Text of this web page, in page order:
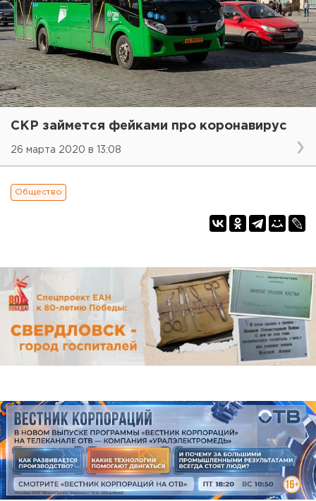
СКР займется фейками про коронавирус
26 марта 2020 в 13:08
Общество